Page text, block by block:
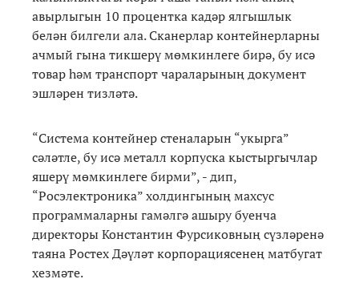
авырлыгын 10 процентка кадәр ялгышлык
белән билгели ала. Сканерлар контейнерларны
ачмый гына тикшерү мөмкинлеге бирә, бу исә
товар һәм транспорт чараларының документ
эшләрен тизләтә.
“Система контейнер стеналарын “укырга”
сәләтле, бу исә металл корпуска кыстыргычлар
яшерү мөмкинлеге бирми”, - дип,
“Росэлектроника” холдингының махсус
программаларны гамәлгә ашыру буенча
директоры Константин Фурсиковның сүзләренә
таяна Ростех Дәүләт корпорациясенең матбугат
хезмәте.